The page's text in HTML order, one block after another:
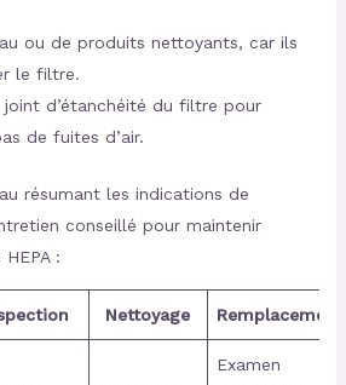
ou de produits nettoyants, car ils
le filtre.
joint d’étanchéité du filtre pour
de fuites d’air.
résumant les indications de
conseillé pour maintenir
:
Nettoyage Remplacement
Examen